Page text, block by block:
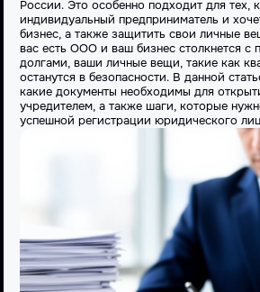
России. Это особенно подходит для тех,
индивидуальный предприниматель и
бизнес, а также защитить свои личные
вас есть ООО и ваш бизнес столкнется с
долгами, ваши личные вещи, такие как
останутся в безопасности. В данной
какие документы необходимы для
учредителем, а также шаги, которые
успешной регистрации юридического